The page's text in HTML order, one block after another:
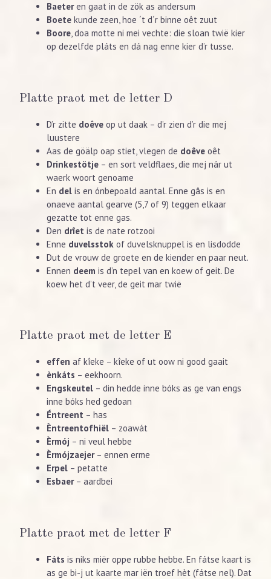
Baeteren gaat in de zök as andersum
Boete kunde zeen, hoe ´t d´r binne oêt zuut
Boore, doa motte ni mei vechte: die sloan twië kier
op dezelfde pláts en dá nag enne kier d’r tusse.
Platte praot met de letter D
D’r zitte doêve op ut daak – d’r zien d’r die mej
luustere
Aas de göälp oap stiet, vlegen de doêve oêt
Drinkestötje – en sort veldflaes, die mej nár ut
waerk woort genoame
En del is en ónbepoald aantal. Enne gâs is en
onaeve aantal gearve (5,7 of 9) teggen elkaar
gezatte tot enne gas.
Den drîet is de nate rotzooi
Enne duvelsstok of duvelsknuppel is en lisdodde
Dut de vrouw de groete en de kiender en paar neut.
Ennen deem is d’n tepel van en koew of geit. De
koew het d’t veer, de geit mar twië
Platte praot met de letter E
effen af kîeke – kîeke of ut oow ni good gaait
ènkáts – eekhoorn.
Engskeutel – din hedde inne bóks as ge van engs
inne bóks hed gedoan
Éntreent – has
Èntreentofhiël – zoawát
Èrmój – ni veul hebbe
Èrmójzaejer– ennen erme
Erpel – petatte
Esbaer– aardbei
Platte praot met de letter F
Fáts is niks miër oppe rubbe hebbe. En fátse kaart is
as ge bi-j ut kaarte mar iën troef hèt (fátse nel). Dat